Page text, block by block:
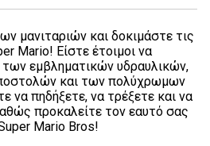
μανιταριών και δοκιμάστε τις
Mario! Είστε έτοιμοι να
εμβληματικών υδραυλικών,
και των πολύχρωμων
να πηδήξετε, να τρέξετε και να
προκαλείτε τον εαυτό σας
Mario Bros!